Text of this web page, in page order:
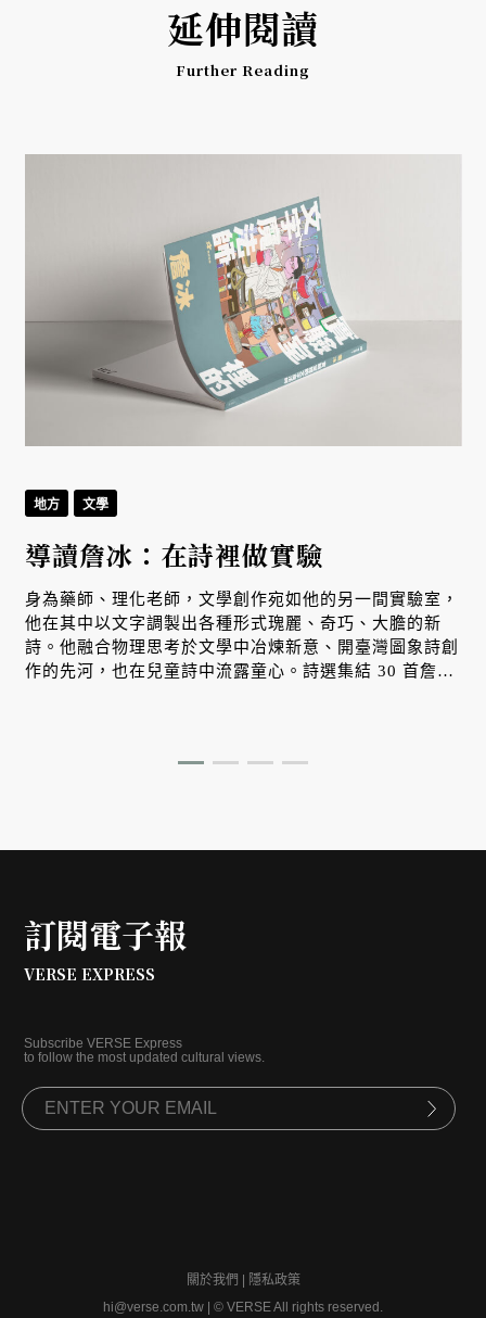
延伸閱讀
Further Reading
地方 文學
導讀詹冰：在詩裡做實驗
身為藥師、理化老師，文學創作宛如他的另一間實驗室，
他在其中以文字調製出各種形式瑰麗、奇巧、大膽的新
詩。他融合物理思考於文學中冶煉新意、開臺灣圖象詩創
作的先河，也在兒童詩中流露童心。詩選集結 30 首詹冰
訂閱電子報
VERSE EXPRESS
Subscribe VERSE Express
to follow the most updated cultural views.
關於我們 | 隱私政策
hi@verse.com.tw | © VERSE All rights reserved.